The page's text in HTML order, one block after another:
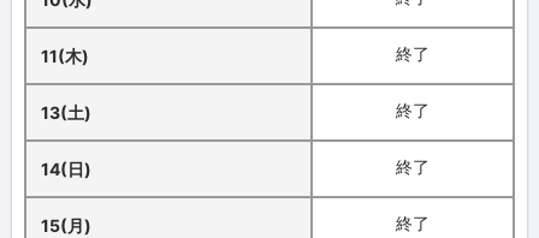
11(木) 終了
13(土) 終了
14(日) 終了
15(月) 終了